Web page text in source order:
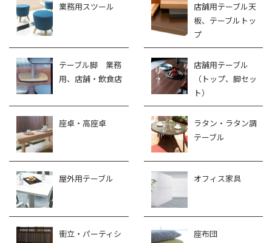
業務用スツール
店舗用テーブル天
板、テーブルトッ
プ
テーブル脚 業務
用、店舗・飲食店
店舗用テーブル
（トップ、脚セッ
ト）
座卓・高座卓
ラタン・ラタン調
テーブル
屋外用テーブル オフィス家具
衝立・パーティシ
座布団